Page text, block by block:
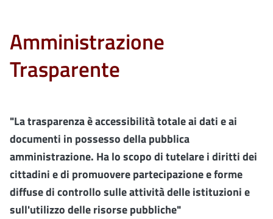
Amministrazione
Trasparente
"La trasparenza è accessibilità totale ai dati e ai
documenti in possesso della pubblica
amministrazione. Ha lo scopo di tutelare i diritti dei
cittadini e di promuovere partecipazione e forme
diffuse di controllo sulle attività delle istituzioni e
sull'utilizzo delle risorse pubbliche"